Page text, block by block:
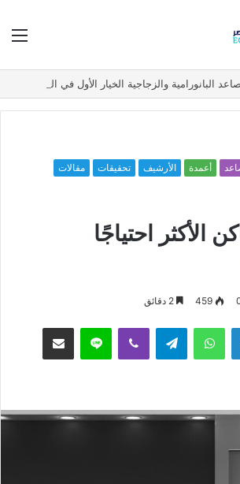
أعمدة الأرشيف تحقيقات مقالات
الأكثر احتياجًا
459
لينكدإن واتساب لاين